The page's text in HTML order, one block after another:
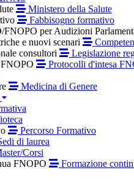
Ministero della Salute
Fabbisogno formativo
per Audizioni
e nuovi scenari
consultori
Legislazione
Protocolli d'intesa
Medicina di Genere
Percorso Formativo
di laurea
Corsi
FNOPO
Formazione